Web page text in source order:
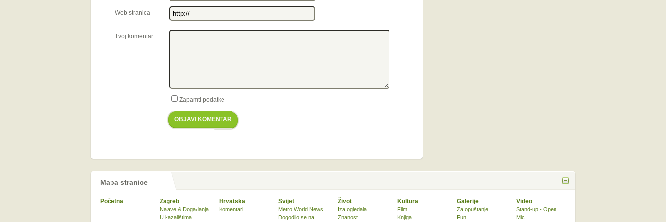
Web stranica
Tvoj komentar
Zapamti podatke
OBJAVI KOMENTAR
Mapa stranice
Početna Zagreb
Najave & Događanja
U kazalištima
Hrvatska
Komentari
Svijet
Metro World News
Dogodilo se na
Život
Iza ogledala
Znanost
Kultura
Film
Knjiga
Galerije
Za opuštanje
Fun
Video
Stand-up - Open
Mic